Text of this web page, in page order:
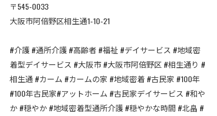
〒545-0033
大阪市阿倍野区相生通1-10-21
#介護 #通所介護 #高齢者 #福祉 #デイサービス #地域密
着型デイサービス #大阪市 #大阪市阿倍野区 #相生通り #
相生通 #カーム #カームの家 #地域密着 #古民家 #100年
#100年古民家#アットホーム #古民家デイサービス #和や
か #穏やか #地域密着型通所介護 #穏やかな時間 #北畠 #